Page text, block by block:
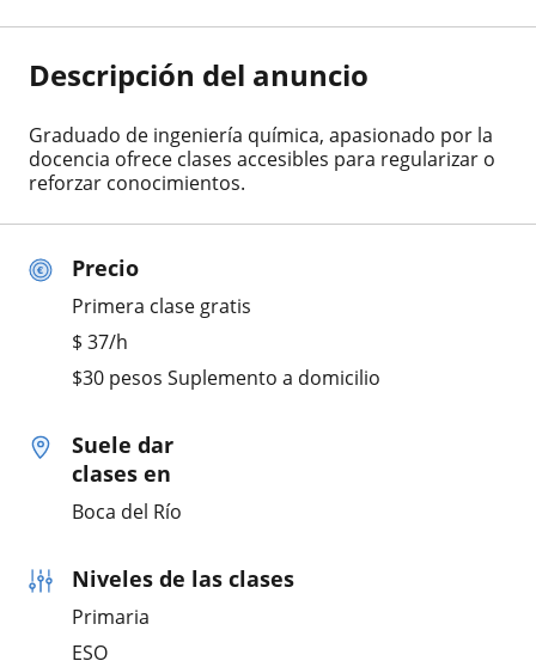
Precio
Primera clase gratis
$ 37/h
$30 pesos Suplemento a domicilio
Suele dar
clases en
Boca del Río
Niveles de las clases
Primaria
ESO
Descripción del anuncio
Graduado de ingeniería química, apasionado por la
docencia ofrece clases accesibles para regularizar o
reforzar conocimientos.